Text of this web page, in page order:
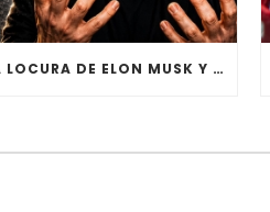
LA LOCURA DE ELON MUSK Y LA VOLUNTAD ARTIFICIAL